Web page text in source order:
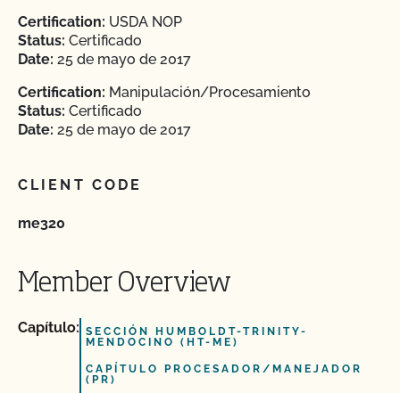
Certification: USDA NOP
Status: Certificado
Date: 25 de mayo de 2017
Certification: Manipulación/Procesamiento
Status: Certificado
Date: 25 de mayo de 2017
CLIENT CODE
me320
Member Overview
Capítulo: SECCIÓN HUMBOLDT-TRINITY-
MENDOCINO (HT-ME)
CAPÍTULO PROCESADOR/MANEJADOR
(PR)